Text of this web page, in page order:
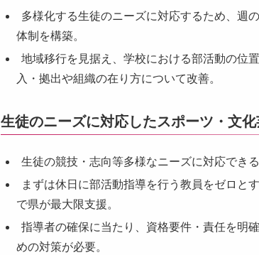
多様化する生徒のニーズに対応するため、週
体制を構築。
地域移行を見据え、学校における部活動の位
入・拠出や組織の在り方について改善。
生徒のニーズに対応したスポーツ・文
生徒の競技・志向等多様なニーズに対応でき
まずは休日に部活動指導を行う教員をゼロと
で県が最大限支援。
指導者の確保に当たり、資格要件・責任を明
めの対策が必要。